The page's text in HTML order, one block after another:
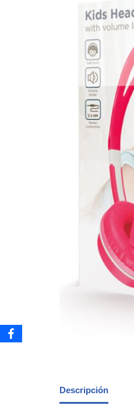
Descripción